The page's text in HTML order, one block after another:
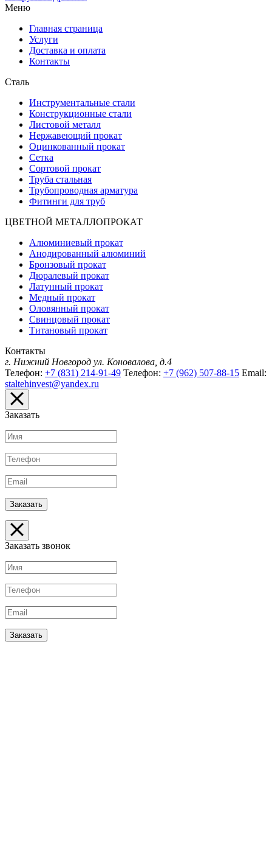
Меню
Главная страница
Услуги
Доставка и оплата
Контакты
Сталь
Инструментальные стали
Конструкционные стали
Листовой металл
Нержавеющий прокат
Оцинкованный прокат
Сетка
Сортовой прокат
Труба стальная
Трубопроводная арматура
Фитинги для труб
ЦВЕТНОЙ МЕТАЛЛОПРОКАТ
Алюминиевый прокат
Анодированный алюминий
Бронзовый прокат
Дюралевый прокат
Латунный прокат
Медный прокат
Оловянный прокат
Свинцовый прокат
Титановый прокат
Контакты
г. Нижний Новгород ул. Коновалова, д.4
Телефон: +7 (831) 214-91-49 Телефон: +7 (962) 507-88-15 Email:
staltehinvest@yandex.ru
Заказать
Заказать звонок